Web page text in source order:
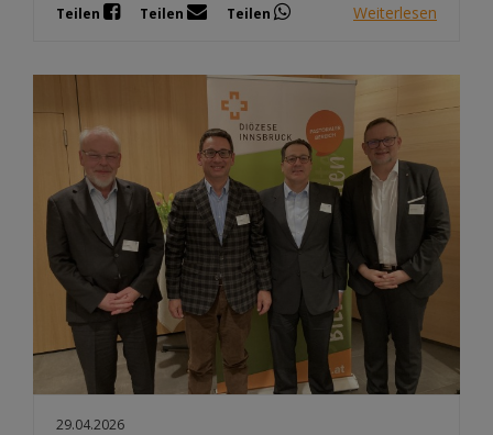
Teilen Teilen Teilen Weiterlesen
29.04.2026